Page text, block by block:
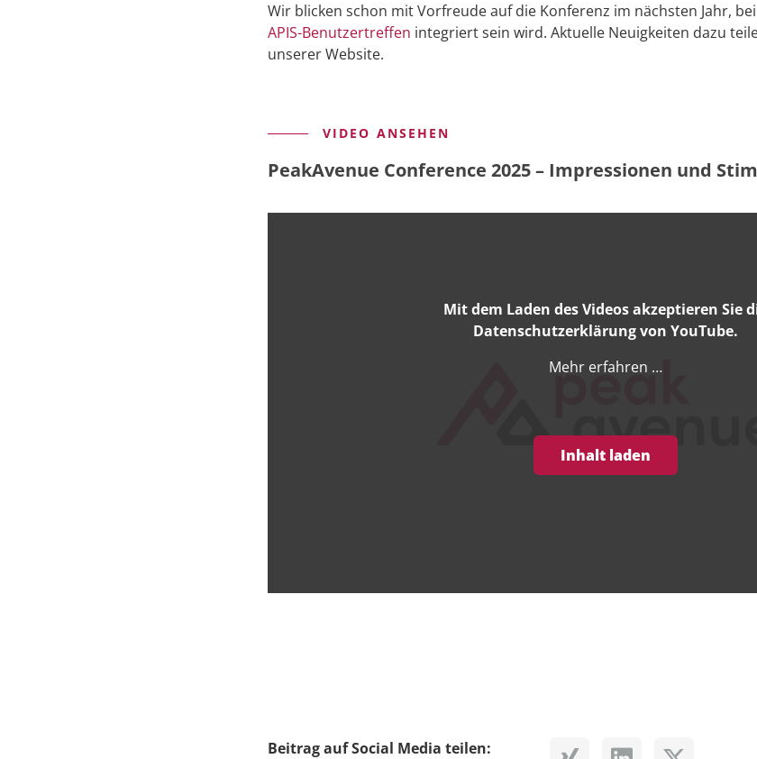
Wir blicken schon mit Vorfreude auf die Konferenz im nächsten Jahr,
APIS-Benutzertreffen integriert sein wird. Aktuelle Neuigkeiten dazu
unserer Website.
VIDEO ANSEHEN
PeakAvenue Conference 2025 – Impressionen und
Mit dem Laden des Videos akzeptieren Sie
Datenschutzerklärung von YouTube.
Mehr erfahren …
Inhalt laden
Beitrag auf Social Media teilen: